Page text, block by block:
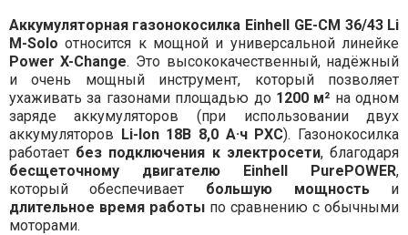
Аккумуляторная газонокосилка Einhell GE-CM 36/43 Li
M-Solo относится к мощной и универсальной линейке
Power X-Change. Это высококачественный, надёжный
и очень мощный инструмент, который позволяет
ухаживать за газонами площадью до 1200 м² на одном
заряде аккумуляторов (при использовании двух
аккумуляторов Li-Ion 18В 8,0 А·ч PXC). Газонокосилка
работает без подключения к электросети, благодаря
бесщеточному двигателю Einhell PurePOWER,
который обеспечивает большую мощностьи
длительное время работыпо сравнению с обычными
моторами.